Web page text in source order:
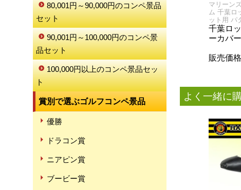
80,001円～90,000円のコンペ景品
セット
90,001円～100,000円のコンペ景
品セット
100,000円以上のコンペ景品セッ
ト
賞別で選ぶゴルフコンペ景品
優勝
ドラコン賞
ニアピン賞
ブービー賞
マリーン
ム 千葉ロ
ット用 パ
千葉ロ
ーカバ
販売価格
よく一緒に